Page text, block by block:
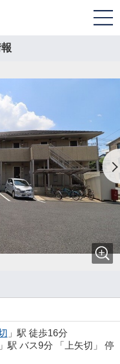
」駅 徒歩16分
」駅 バス9分 「上矢切」 停